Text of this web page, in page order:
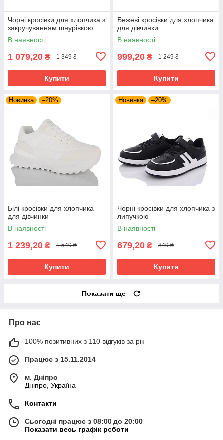
Чорні кросівки для хлопчика з
закручуванням шнурівкою
В наявності
1 079,20 ₴ 1 349 ₴
Купити
Бежеві кросівки для хлопчика
для дівчинки
В наявності
999,20 ₴ 1 249 ₴
Купити
Новинка –20%
Білі кросівки для хлопчика
для дівчинки
В наявності
1 239,20 ₴ 1 549 ₴
Купити
Новинка –20%
Чорні кросівки для хлопчика з
липучкою
В наявності
679,20 ₴ 849 ₴
Купити
Показати ще
Про нас
100% позитивних з 110 відгуків за рік
Працює з 15.11.2014
м. Дніпро
Дніпро, Україна
Контакти
Сьогодні працює з 08:00 до 20:00
Показати весь графік роботи